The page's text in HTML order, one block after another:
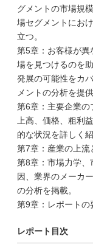
グメントの市場規
場セグメントにお
立つ。
第5章：お客様が
場を見つけるのを
発展の可能性をカ
メントの分析を提供
第6章：主要企業の
上高、価格、粗利
的な状況を詳しく紹
第7章：産業の上流
第8章：市場力学
因、業界のメーカ
の分析を掲載。
第9章：レポートの
レポート目次